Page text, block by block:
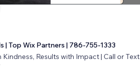
| Top Wix Partners | 786-755-1333
Kindness, Results with Impact | Call or Text